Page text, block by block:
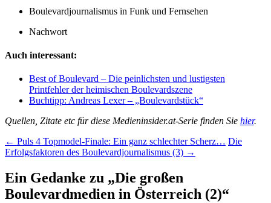
Boulevardjournalismus in Funk und Fernsehen
Nachwort
Auch interessant:
Best of Boulevard – Die peinlichsten und lustigsten
Printfehler der heimischen Boulevardszene
Buchtipp: Andreas Lexer – „Boulevardstück“
Quellen, Zitate etc für diese Medieninsider.at-Serie finden Sie hier.
Beitrags-
Navigation
← Puls 4 Topmodel-Finale: Ein ganz schlechter Scherz… Die
Erfolgsfaktoren des Boulevardjournalismus (3) →
Ein Gedanke zu „Die großen
Boulevardmedien in Österreich (2)“